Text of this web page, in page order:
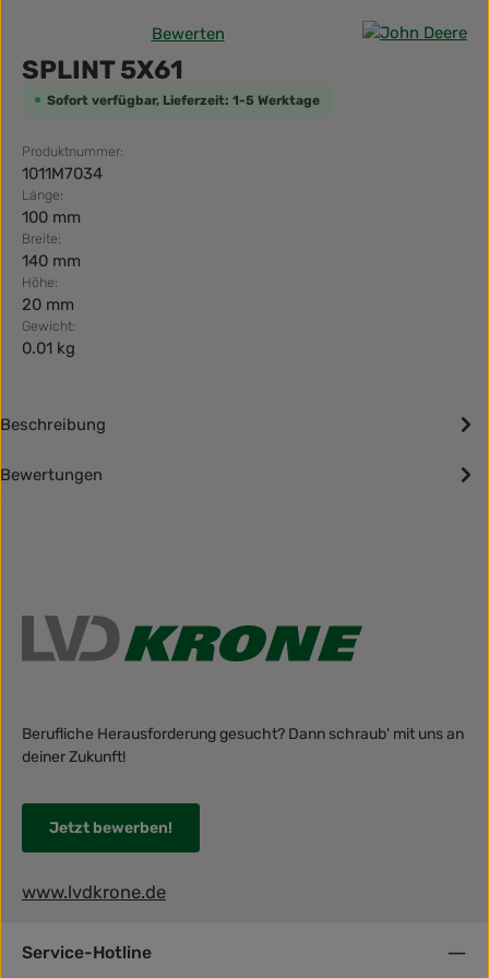
Durchschnittliche Bewertung von 0 von 5 Sternen
Bewerten
SPLINT 5X61
Sofort verfügbar, Lieferzeit: 1-5 Werktage
Produktnummer:
1011M7034
Länge:
100 mm
Breite:
140 mm
Höhe:
20 mm
Gewicht:
0.01 kg
Beschreibung
Bewertungen
Berufliche Herausforderung gesucht? Dann schraub' mit uns an
deiner Zukunft!
Jetzt bewerben!
www.lvdkrone.de
Service-Hotline